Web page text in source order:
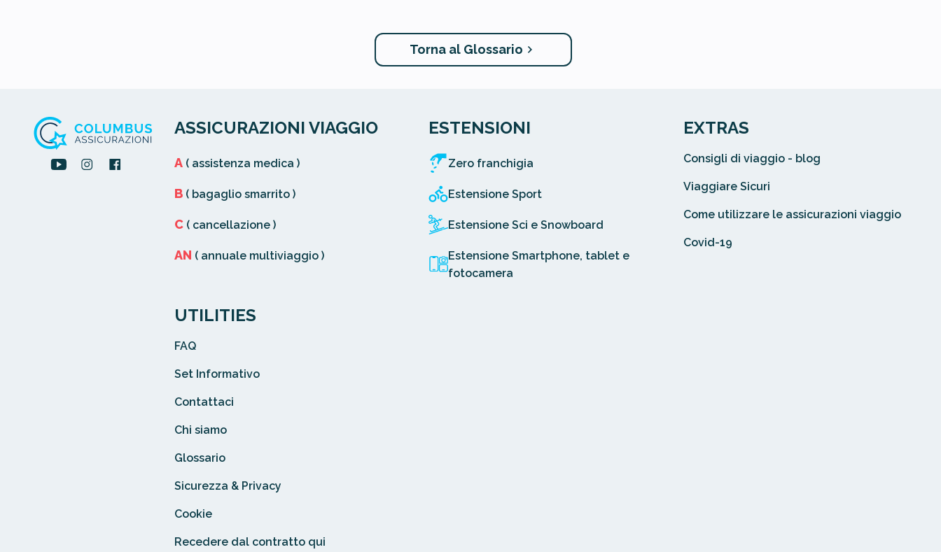
Torna al Glossario
ASSICURAZIONI VIAGGIO
A( assistenza medica )
B( bagaglio smarrito )
C( cancellazione )
AN ( annuale multiviaggio )
ESTENSIONI
Zero franchigia
Estensione Sport
Estensione Sci e Snowboard
Estensione Smartphone, tablet e
fotocamera
EXTRAS
Consigli di viaggio - blog
Viaggiare Sicuri
Come utilizzare le assicurazioni viaggio
Covid-19
UTILITIES
FAQ
Set Informativo
Contattaci
Chi siamo
Glossario
Sicurezza & Privacy
Cookie
Recedere dal contratto qui